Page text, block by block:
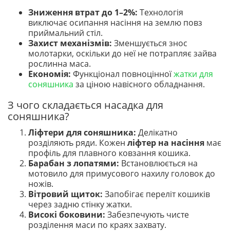
Зниження втрат до 1–2%: Технологія
виключає осипання насіння на землю повз
приймальний стіл.
Захист механізмів: Зменшується знос
молотарки, оскільки до неї не потрапляє зайва
рослинна маса.
Економія: Функціонал повноцінноїжатки для
соняшника за ціною навісного обладнання.
З чого складається насадка для
соняшника?
Ліфтери для соняшника: Делікатно
розділяють ряди. Кожен ліфтер на насіння має
профіль для плавного ковзання кошика.
Барабан з лопатями: Встановлюється на
мотовило для примусового нахилу головок до
ножів.
Вітровий щиток: Запобігає переліт кошиків
через задню стінку жатки.
Високі боковини: Забезпечують чисте
розділення маси по краях захвату.